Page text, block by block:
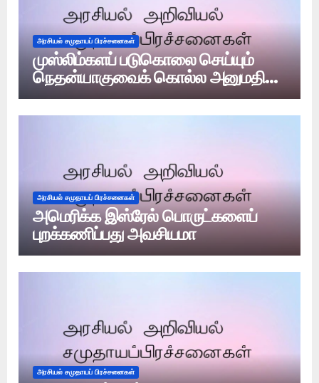
அரசியல் சமுதாயப் பிரச்சனைகள்
முஸ்லிம்களப் படுகொலை செய்யும்
நெதன்யாகுவைக் கொல்ல அனுமதி
உண்டா?
அரசியல் சமுதாயப் பிரச்சனைகள்
அமெரிக்க இஸ்ரேல் பொருட்களைப்
புறக்கணிப்பது அவசியமா
அரசியல் சமுதாயப் பிரச்சனைகள்